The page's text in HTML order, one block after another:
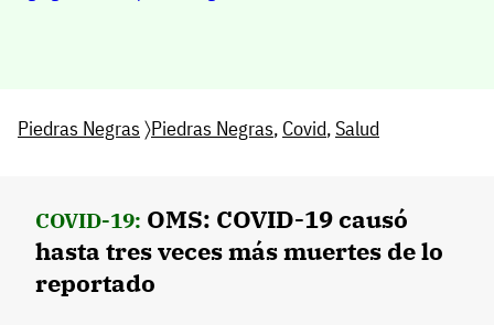
Piedras Negras 〉Piedras Negras, Covid, Salud
COVID-19: OMS: COVID-19 causó
hasta tres veces más muertes de lo
reportado